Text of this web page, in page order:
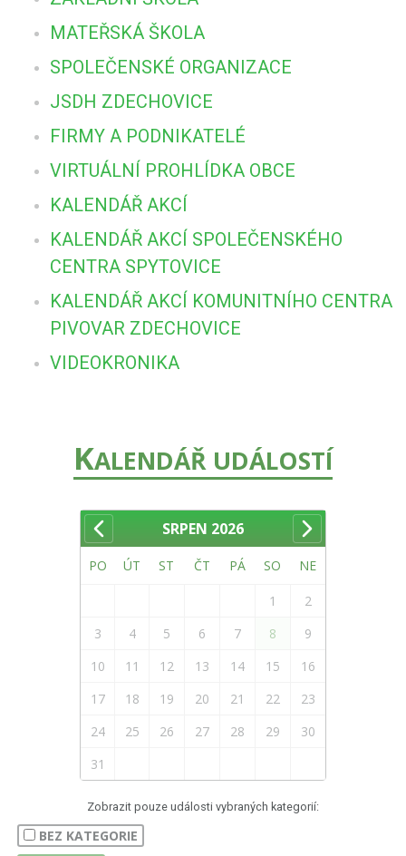
MATEŘSKÁ ŠKOLA
SPOLEČENSKÉ ORGANIZACE
JSDH ZDECHOVICE
FIRMY A PODNIKATELÉ
VIRTUÁLNÍ PROHLÍDKA OBCE
KALENDÁŘ AKCÍ
KALENDÁŘ AKCÍ SPOLEČENSKÉHO
CENTRA SPYTOVICE
KALENDÁŘ AKCÍ KOMUNITNÍHO CENTRA
PIVOVAR ZDECHOVICE
VIDEOKRONIKA
KALENDÁŘ UDÁLOSTÍ
SRPEN 2026
PO ÚT ST ČT PÁ SO NE
1
2
3
4 5 6 7 8
9
10
11 12 13 14 15
16
17
18 19 20 21 22
23
24
25 26 27 28 29
30
31
Zobrazit pouze události vybraných kategorií:
BEZ KATEGORIE